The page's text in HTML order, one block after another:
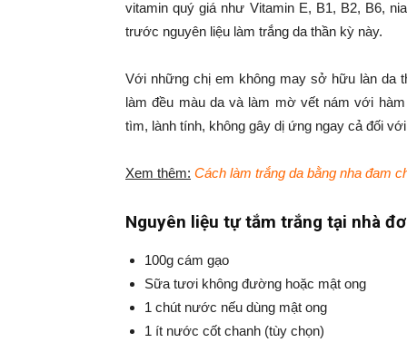
vitamin quý giá như Vitamin E, B1, B2, B6,
trước nguyên liệu làm trắng da thần kỳ này.
Với những chị em không may sở hữu làn da
làm đều màu da và làm mờ vết nám với
tìm, lành tính, không gây dị ứng ngay cả đối
Xem thêm: Cách làm trắng da bằng nha đam
Nguyên liệu tự tắm trắng tại nhà
100g cám gạo
Sữa tươi không đường hoặc mật ong
1 chút nước nếu dùng mật ong
1 ít nước cốt chanh (tùy chọn)